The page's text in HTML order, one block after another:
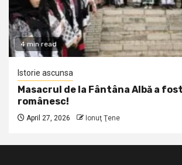
4 min read
Istorie ascunsa
Masacrul de la Fântâna Albă a
românesc!
April 27, 2026 Ionuţ Ţene